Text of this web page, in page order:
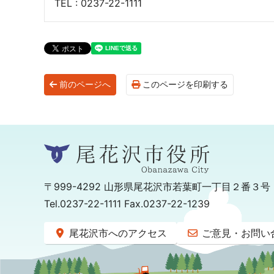
TEL : 0237-22-1111
前のページへ このページを印刷する
〒999-4292 山形県尾花沢市若葉町一丁目２番３号
Tel.0237-22-1111 Fax.0237-22-1239
尾花沢市へのアクセス ご意見・お問い